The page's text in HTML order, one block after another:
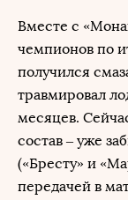
Вместе с
чемпионов по
получился
травмировал
месяцев.
состав – уже
(«Бресту» и
передачей в